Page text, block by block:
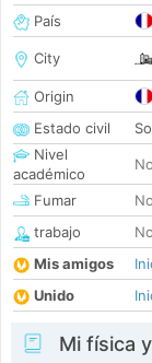
País
City
Origin
Estado civil
Nivel
académico
Fumar
trabajo
Mis amigos
Unido
Mi física